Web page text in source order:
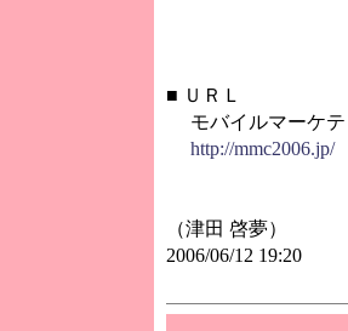
■ ＵＲＬ
モバイルマーケテ
http://mmc2006.jp/
（津田 啓夢）
2006/06/12 19:20